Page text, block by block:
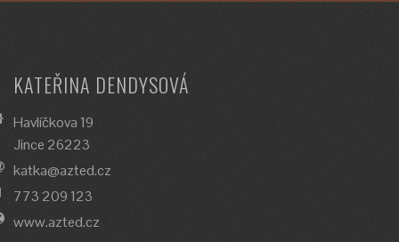
KATEŘINA DENDYSOVÁ
Havlíčkova 19
Jince 26223
katka@azted.cz
773 209 123
www.azted.cz